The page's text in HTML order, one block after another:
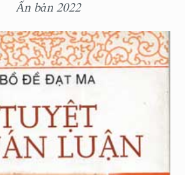
Ấn bản 2022